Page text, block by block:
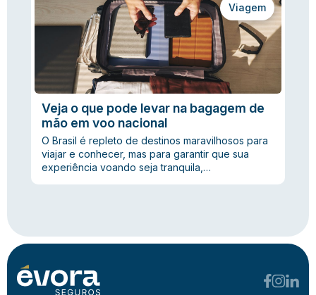
Viagem
Veja o que pode levar na bagagem de
mão em voo nacional
O Brasil é repleto de destinos maravilhosos para
viajar e conhecer, mas para garantir que sua
experiência voando seja tranquila,…